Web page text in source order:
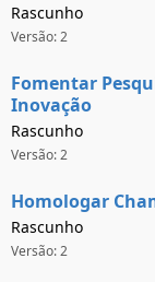
Rascunho
Versão: 2
Fomentar
Inovação
Rascunho
Versão: 2
Homologar
Rascunho
Versão: 2